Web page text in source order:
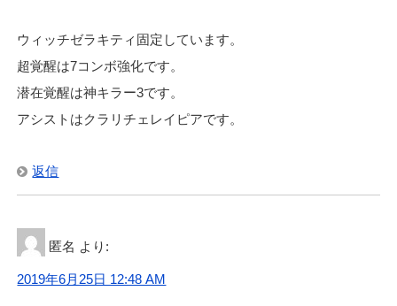
ウィッチゼラキティ固定しています。
超覚醒は7コンボ強化です。
潜在覚醒は神キラー3です。
アシストはクラリチェレイピアです。
返信
匿名 より:
2019年6月25日 12:48 AM